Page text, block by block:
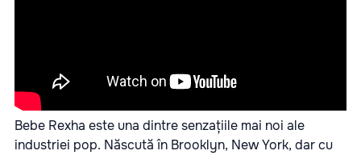
Bebe Rexha este una dintre senzațiile mai noi ale
industriei pop. Născută în Brooklyn, New York, dar cu